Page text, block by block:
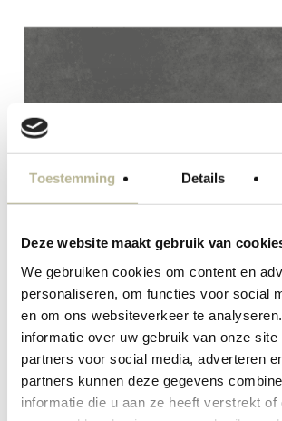
Toestemming Details
Deze website maakt gebruik van
We gebruiken cookies om content en
personaliseren, om functies voor social
en om ons websiteverkeer te
informatie over uw gebruik van onze site
partners voor social media, adverteren
partners kunnen deze gegevens
informatie die u aan ze heeft verstrekt of